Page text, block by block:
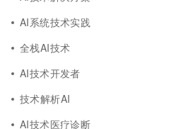
AI系统技术实践
全栈AI技术
AI技术开发者
技术解析AI
AI技术医疗诊断